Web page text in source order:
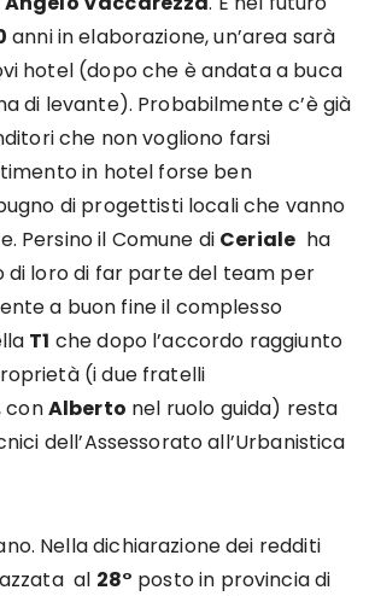
anni in elaborazione, un’area sarà
hotel (dopo che è andata a buca
di levante). Probabilmente c’è già
che non vogliono farsi
in hotel forse ben
di progettisti locali che vanno
Persino il Comune di Ceriale ha
di loro di far parte del team per
a buon fine il complesso
T1 che dopo l’accordo raggiunto
(i due fratelli
conAlberto nel ruolo guida) resta
dell’Assessorato all’Urbanistica
Nella dichiarazione dei redditi
al 28° posto in provincia di